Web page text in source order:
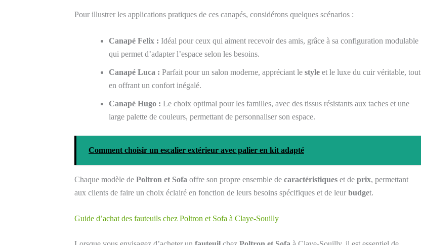
Pour illustrer les applications pratiques de ces canapés, considérons quelques scénarios :
Canapé Felix : Idéal pour ceux qui aiment recevoir des amis, grâce à sa configuration modulable
qui permet d’adapter l’espace selon les besoins.
Canapé Luca : Parfait pour un salon moderne, appréciant le style et le luxe du cuir véritable, tout
en offrant un confort inégalé.
Canapé Hugo : Le choix optimal pour les familles, avec des tissus résistants aux taches et une
large palette de couleurs, permettant de personnaliser son espace.
Comment choisir un escalier extérieur avec palier en kit adapté
Chaque modèle de Poltron et Sofa offre son propre ensemble de caractéristiques et de prix, permettant
aux clients de faire un choix éclairé en fonction de leurs besoins spécifiques et de leur budget.
Guide d’achat des fauteuils chez Poltron et Sofa à Claye-Souilly